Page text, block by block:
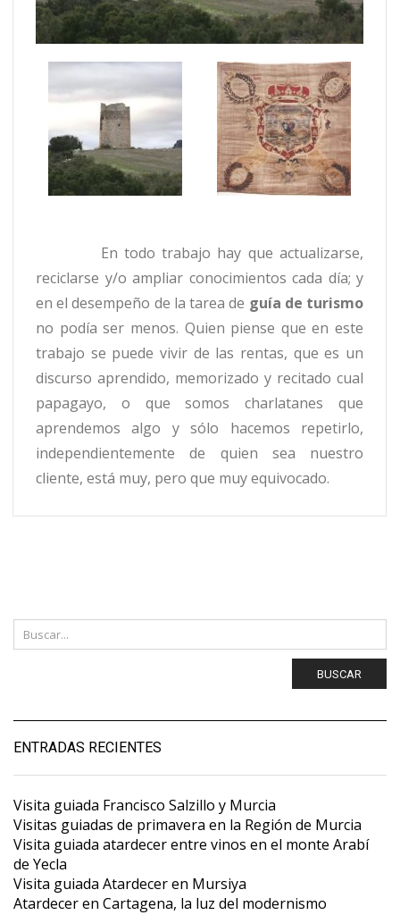
En todo trabajo hay que actualizarse,
reciclarse y/o ampliar conocimientos cada día; y
en el desempeño de la tarea de guía de turismo
no podía ser menos. Quien piense que en este
trabajo se puede vivir de las rentas, que es un
discurso aprendido, memorizado y recitado cual
papagayo, o que somos charlatanes que
aprendemos algo y sólo hacemos repetirlo,
independientemente de quien sea nuestro
cliente, está muy, pero que muy equivocado.
BUSCAR
ENTRADAS RECIENTES
Visita guiada Francisco Salzillo y Murcia
Visitas guiadas de primavera en la Región de Murcia
Visita guiada atardecer entre vinos en el monte Arabí
de Yecla
Visita guiada Atardecer en Mursiya
Atardecer en Cartagena, la luz del modernismo